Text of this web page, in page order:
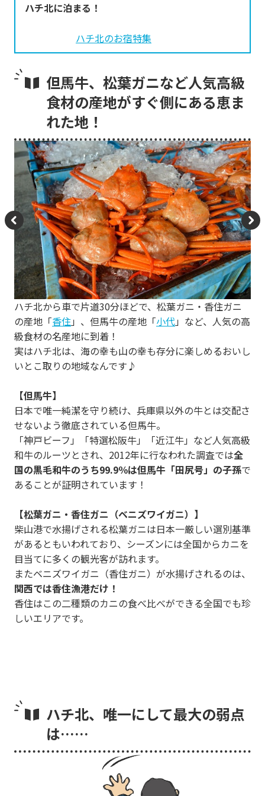
ハチ北に泊まる！
ハチ北のお宿特集
但馬牛、松葉ガニなど人気高級
食材の産地がすぐ側にある恵ま
れた地！
P
re
vi
o
u
s
N
e
xt
ハチ北から車で片道30分ほどで、松葉ガニ・香住ガニ
の産地「香住」、但馬牛の産地「小代」など、人気の高
級食材の名産地に到着！
実はハチ北は、海の幸も山の幸も存分に楽しめるおいし
いとこ取りの地域なんです♪
【但馬牛】
日本で唯一純潔を守り続け、兵庫県以外の牛とは交配さ
せないよう徹底されている但馬牛。
「神戸ビーフ」「特選松阪牛」「近江牛」など人気高級
和牛のルーツとされ、2012年に行なわれた調査では全
国の黒毛和牛のうち99.9％は但馬牛「田尻号」の子孫で
あることが証明されています！
【松葉ガニ・香住ガニ（ベニズワイガニ）】
柴山港で水揚げされる松葉ガニは日本一厳しい選別基準
があるともいわれており、シーズンには全国からカニを
目当てに多くの観光客が訪れます。
またベニズワイガニ（香住ガニ）が水揚げされるのは、
関西では香住漁港だけ！
香住はこの二種類のカニの食べ比べができる全国でも珍
しいエリアです。
ハチ北、唯一にして最大の弱点
は……